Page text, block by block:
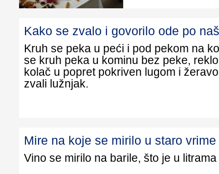
Kako se zvalo i govorilo ode po
Kruh se peka u peći i pod pekom na
se kruh peka u kominu bez peke,
kolač u popret pokriven lugom i
zvali lužnjak.
Mire na koje se mirilo u staro vrime
Vino se mirilo na barile, što je u